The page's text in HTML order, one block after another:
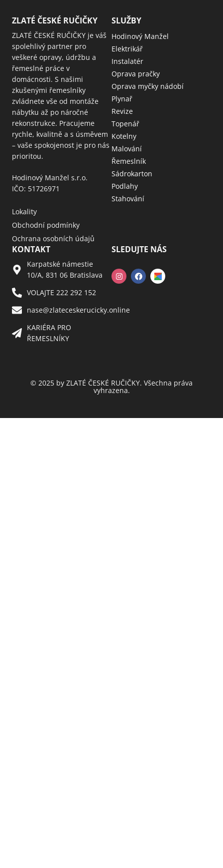
ZLATÉ ČESKÉ RUČIČKY
ZLATÉ ČESKÉ RUČIČKY je váš
spolehlivý partner pro
veškeré opravy, údržbu a
řemeslné práce v
domácnosti. S našimi
zkušenými řemeslníky
zvládnete vše od montáže
nábytku až po náročné
rekonstrukce. Pracujeme
rychle, kvalitně a s úsměvem
– vaše spokojenost je pro nás
prioritou.
Hodinový Manžel s.r.o.
IČO: 51726971
Lokality
Obchodní podmínky
Ochrana osobních údajů
SLUŽBY
Hodinový Manžel
Elektrikář
Instalatér
Oprava pračky
Oprava myčky nádobí
Plynař
Revize
Topenář
Kotelny
Malování
Řemeslník
Sádrokarton
Podlahy
Stahování
KONTAKT
Karpatské námestie
10/A, 831 06 Bratislava
VOLAJTE 222 292 152
nase@zlateceskerucicky.online
KARIÉRA PRO
ŘEMESLNÍKY
SLEDUJTE NÁS
© 2025 by ZLATÉ ČESKÉ RUČIČKY. Všechna práva
vyhrazena.